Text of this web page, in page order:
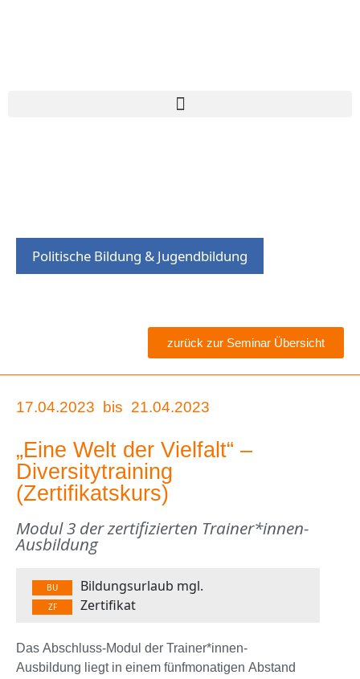
Politische Bildung & Jugendbildung
zurück zur Seminar Übersicht
17.04.2023 bis 21.04.2023
„Eine Welt der Vielfalt“ –
Diversitytraining
(Zertifikatskurs)
Modul 3 der zertifizierten Trainer*innen-
Ausbildung
BU Bildungsurlaub mgl.
ZF Zertifikat
Das Abschluss-Modul der Trainer*innen-
Ausbildung liegt in einem fünfmonatigen Abstand